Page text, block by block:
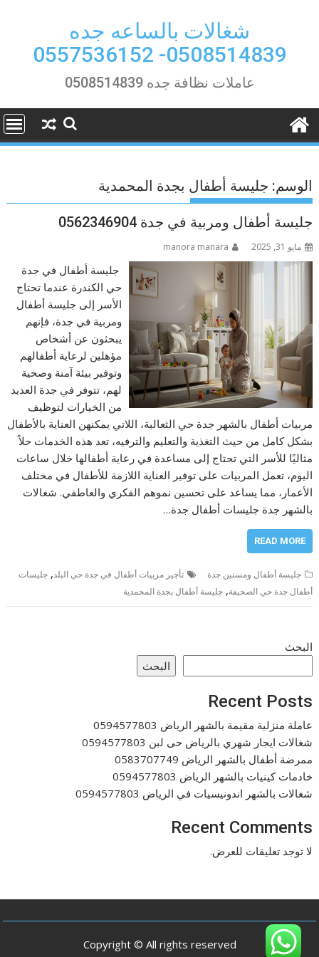
شغالات بالساعه جده
0508514839- 0557536152
عاملات نظافة جده 0508514839
الوسم: جليسة أطفال بجدة المحمدية
جليسة أطفال ومربية في جدة 0562346904
مايو 31, 2025 manora manara
جليسة أطفال في جدة
حي الكندرة عندما تحتاج
الأسر إلى جليسة أطفال
ومربية في جدة، فإنهم
يبحثون عن أشخاص
مؤهلين لرعاية أطفالهم
وتوفير بيئة آمنة وصحية
لهم، تتوفر في جدة العديد
من الخيارات لتوظيف
مربيات أطفال بالشهر جدة حي الثعالبة، اللاتي يمكنهن العناية بالأطفال
بشكل كامل من حيث التغذية والتعليم والترفيه، تعد هذه الخدمات حلاً
مثاليًا للأسر التي تحتاج إلى مساعدة في رعاية أطفالها خلال ساعات
اليوم، تعمل المربيات على توفير العناية اللازمة للأطفال في مختلف
الأعمار، مما يساعد على تحسين نموهم الفكري والعاطفي. شغالات
بالشهر جدة جليسات أطفال جدة…
READ MORE
جليسة أطفال ومسنين جدة تأجير مربيات أطفال في جدة حي البلد,جليسات
أطفال جدة حي الصحيفة,جليسة أطفال بجدة المحمدية
البحث
البحث
Recent Posts
عاملة منزلية مقيمة بالشهر الرياض 0594577803
شغالات ايجار شهري بالرياض حى لبن 0594577803
ممرضة أطفال بالشهر الرياض 0583707749
خادمات كينيات بالشهر الرياض 0594577803
شغالات بالشهر اندونيسيات في الرياض 0594577803
Recent Comments
لا توجد تعليقات للعرض.
Copyright © All rights reserved